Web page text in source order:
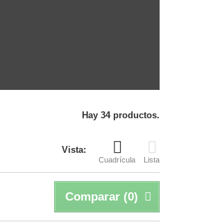
Hay 34 productos.
Vista:
Cuadrícula Lista
Comparar (0)